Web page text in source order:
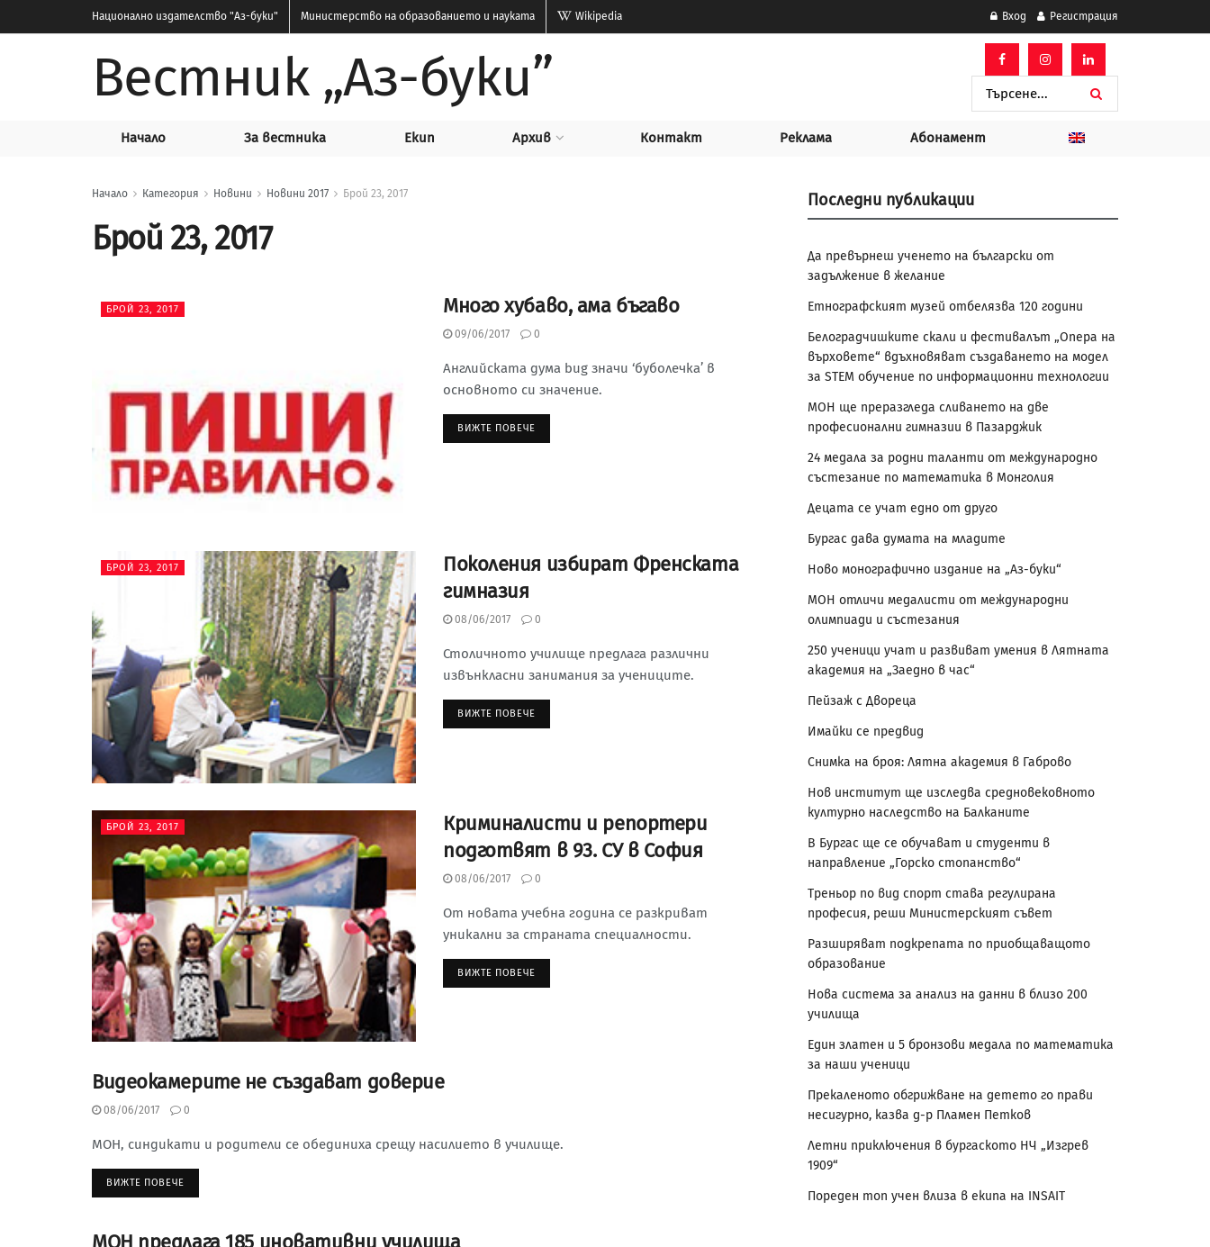
Национално издателство "Аз-буки" Министерство на образованието и науката Wikipedia Вход Регистрация
Вестник „Аз-буки”
Начало За вестника Екип Архив Контакт Реклама Абонамент
Начало Категория Новини Новини 2017 Брой 23, 2017
Брой 23, 2017
БРОЙ 23, 2017 Много хубаво, ама бъгаво
09/06/2017 0
Английската дума bug значи ‘буболечка’ в
основното си значение.
ВИЖТЕ ПОВЕЧЕ
БРОЙ 23, 2017
Поколения избират Френската
гимназия
08/06/2017 0
Столичното училище предлага различни
извънкласни занимания за учениците.
ВИЖТЕ ПОВЕЧЕ
БРОЙ 23, 2017
Криминалисти и репортери
подготвят в 93. СУ в София
08/06/2017 0
От новата учебна година се разкриват
уникални за страната специалности.
ВИЖТЕ ПОВЕЧЕ
БРОЙ 23, 2017
Видеокамерите не създават доверие
08/06/2017 0
МОН, синдикати и родители се обединиха срещу насилието в училище.
ВИЖТЕ ПОВЕЧЕ
Последни публикации
Да превърнеш ученето на български от
задължение в желание
Етнографският музей отбелязва 120 години
Белоградчишките скали и фестивалът „Опера на
върховете“ вдъхновяват създаването на модел
за STEM обучение по информационни технологии
МОН ще преразгледа сливането на две
професионални гимназии в Пазарджик
24 медала за родни таланти от международно
състезание по математика в Монголия
Децата се учат едно от друго
Бургас дава думата на младите
Ново монографично издание на „Аз-буки“
МОН отличи медалисти от международни
олимпиади и състезания
250 ученици учат и развиват умения в Лятната
академия на „Заедно в час“
Пейзаж с Двореца
Имайки се предвид
Снимка на броя: Лятна академия в Габрово
Нов институт ще изследва средновековното
културно наследство на Балканите
В Бургас ще се обучават и студенти в
направление „Горско стопанство“
Треньор по вид спорт става регулирана
професия, реши Министерският съвет
Разширяват подкрепата по приобщаващото
образование
Нова система за анализ на данни в близо 200
училища
Един златен и 5 бронзови медала по математика
за наши ученици
Прекаленото обгрижване на детето го прави
несигурно, казва д-р Пламен Петков
Летни приключения в бургаското НЧ „Изгрев
1909“
Пореден топ учен влиза в екипа на INSAIT